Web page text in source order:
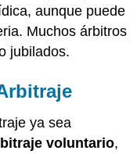
aunque puede
Muchos árbitros
jubilados.
ya sea
voluntario,